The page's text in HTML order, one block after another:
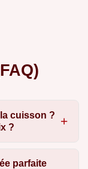
cuisson ?
?
parfaite